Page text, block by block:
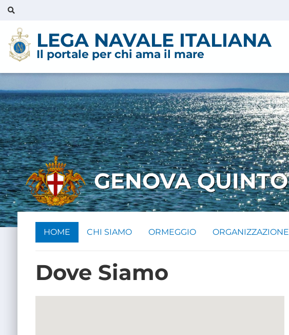
LEGA NAVALE ITALIANA
Il portale per chi ama il mare
GENOVA QUINTO
HOME CHI SIAMO ORMEGGIO ORGANIZZAZIONE
Dove Siamo